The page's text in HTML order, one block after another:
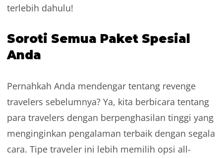
terlebih dahulu!
Soroti Semua Paket Spesial
Anda
Pernahkah Anda mendengar tentang revenge
travelers sebelumnya? Ya, kita berbicara tentang
para travelers dengan berpenghasilan tinggi yang
menginginkan pengalaman terbaik dengan segala
cara. Tipe traveler ini lebih memilih opsi all-